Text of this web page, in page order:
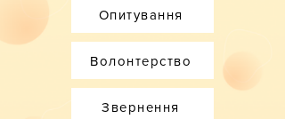
Опитування
Волонтерство
Звернення